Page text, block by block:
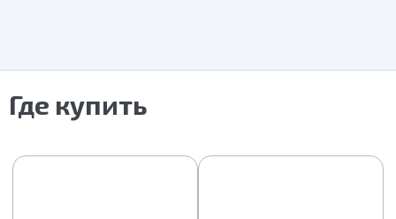
Где купить